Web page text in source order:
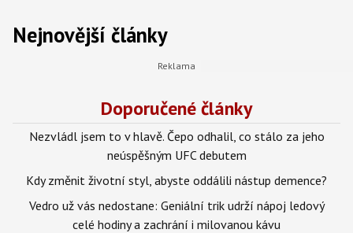
Nejnovější články
Doporučené články
Nezvládl jsem to v hlavě. Čepo odhalil, co stálo za jeho
neúspěšným UFC debutem
Kdy změnit životní styl, abyste oddálili nástup demence?
Vedro už vás nedostane: Geniální trik udrží nápoj ledový
celé hodiny a zachrání i milovanou kávu